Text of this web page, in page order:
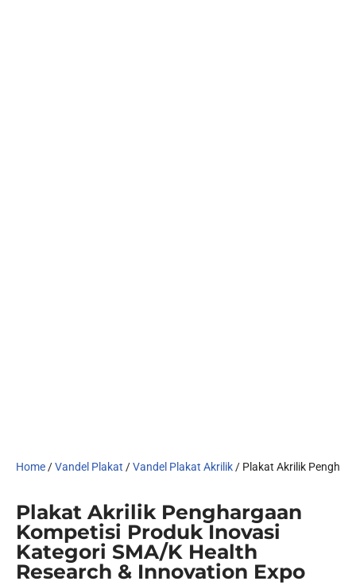
Home/Vandel Plakat /Vandel Plakat Akrilik/ Plakat Akrilik
Plakat Akrilik Penghargaan
Kompetisi Produk Inovasi
Kategori SMA/K Health
Research & Innovation Expo